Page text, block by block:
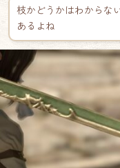
枝かどうかはわからな
あるよね